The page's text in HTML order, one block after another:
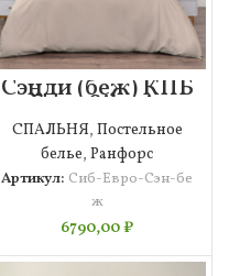
Сэнди (беж) КПБ
Евро Siberia
СПАЛЬНЯ, Постельное
белье,Ранфорс
Артикул: Сиб-Евро-Сэн-бе
ж
6790,00₽